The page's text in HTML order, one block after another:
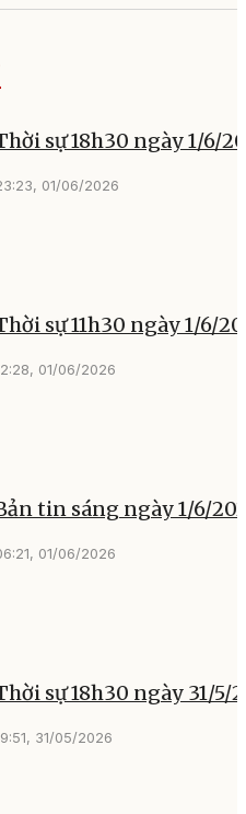
sự 18h30 ngày 1/6/
01/06/2026
sự 11h30 ngày 1/6/
01/06/2026
tin sáng ngày 1/6/
01/06/2026
sự 18h30 ngày 31/5/
31/05/2026